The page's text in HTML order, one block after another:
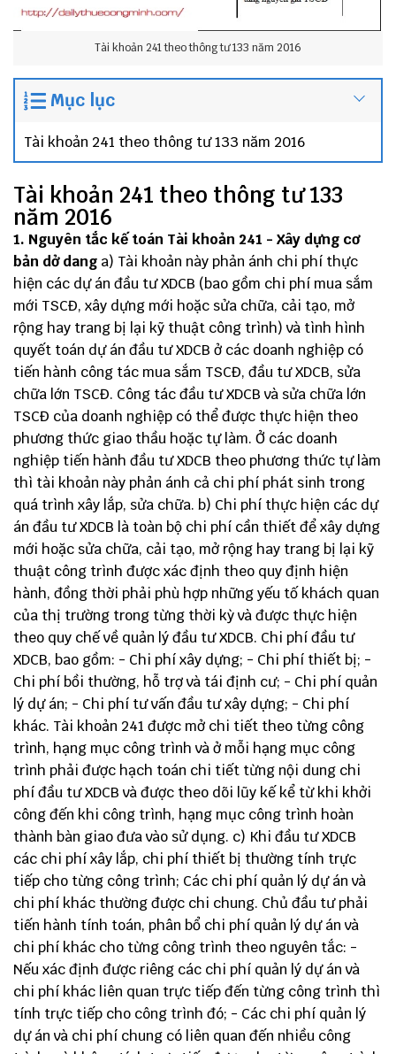
Tài khoản 241 theo thông tư 133 năm 2016
Mục lục
Tài khoản 241 theo thông tư 133 năm 2016
Tài khoản 241 theo thông tư 133
năm 2016
1. Nguyên tắc kế toán Tài khoản 241 - Xây dựng cơ
bản dở dang a) Tài khoản này phản ánh chi phí thực
hiện các dự án đầu tư XDCB (bao gồm chi phí mua sắm
mới TSCĐ, xây dựng mới hoặc sửa chữa, cải tạo, mở
rộng hay trang bị lại kỹ thuật công trình) và tình hình
quyết toán dự án đầu tư XDCB ở các doanh nghiệp có
tiến hành công tác mua sắm TSCĐ, đầu tư XDCB, sửa
chữa lớn TSCĐ. Công tác đầu tư XDCB và sửa chữa lớn
TSCĐ của doanh nghiệp có thể được thực hiện theo
phương thức giao thầu hoặc tự làm. Ở các doanh
nghiệp tiến hành đầu tư XDCB theo phương thức tự làm
thì tài khoản này phản ánh cả chi phí phát sinh trong
quá trình xây lắp, sửa chữa. b) Chi phí thực hiện các dự
án đầu tư XDCB là toàn bộ chi phí cần thiết để xây dựng
mới hoặc sửa chữa, cải tạo, mở rộng hay trang bị lại kỹ
thuật công trình được xác định theo quy định hiện
hành, đồng thời phải phù hợp những yếu tố khách quan
của thị trường trong từng thời kỳ và được thực hiện
theo quy chế về quản lý đầu tư XDCB. Chi phí đầu tư
XDCB, bao gồm: - Chi phí xây dựng; - Chi phí thiết bị; -
Chi phí bồi thường, hỗ trợ và tái định cư; - Chi phí quản
lý dự án; - Chi phí tư vấn đầu tư xây dựng; - Chi phí
khác. Tài khoản 241 được mở chi tiết theo từng công
trình, hạng mục công trình và ở mỗi hạng mục công
trình phải được hạch toán chi tiết từng nội dung chi
phí đầu tư XDCB và được theo dõi lũy kế kể từ khi khởi
công đến khi công trình, hạng mục công trình hoàn
thành bàn giao đưa vào sử dụng. c) Khi đầu tư XDCB
các chi phí xây lắp, chi phí thiết bị thường tính trực
tiếp cho từng công trình; Các chi phí quản lý dự án và
chi phí khác thường được chi chung. Chủ đầu tư phải
tiến hành tính toán, phân bổ chi phí quản lý dự án và
chi phí khác cho từng công trình theo nguyên tắc: -
Nếu xác định được riêng các chi phí quản lý dự án và
chi phí khác liên quan trực tiếp đến từng công trình thì
tính trực tiếp cho công trình đó; - Các chi phí quản lý
dự án và chi phí chung có liên quan đến nhiều công